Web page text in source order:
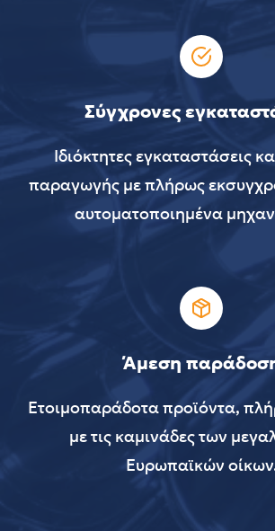
Σύγχρονες
Ιδιόκτητες εγκαταστάσεις
παραγωγής με πλήρως
αυτοματοποιημένα
Άμεση
Ετοιμοπαράδοτα προϊόντα,
με τις καμινάδες των
Ευρωπαϊκών